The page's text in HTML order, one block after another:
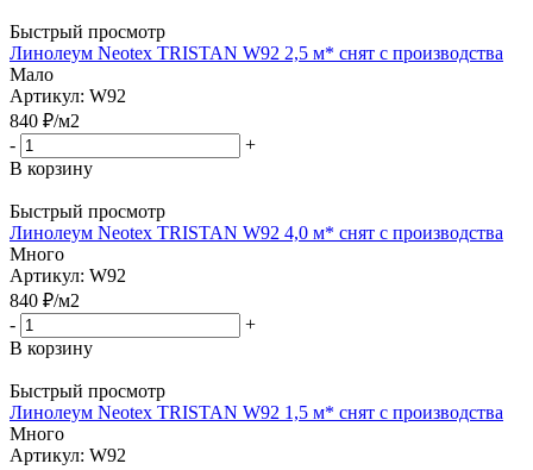
Быстрый просмотр
Линолеум Neotex TRISTAN W92 2,5 м* снят с производства
Мало
Артикул: W92
840 ₽/м2
-
+
В корзину
Быстрый просмотр
Линолеум Neotex TRISTAN W92 4,0 м* снят с производства
Много
Артикул: W92
840 ₽/м2
-
+
В корзину
Быстрый просмотр
Линолеум Neotex TRISTAN W92 1,5 м* снят с производства
Много
Артикул: W92